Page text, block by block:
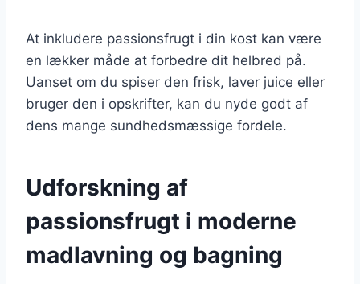
At inkludere passionsfrugt i din kost kan være
en lækker måde at forbedre dit helbred på.
Uanset om du spiser den frisk, laver juice eller
bruger den i opskrifter, kan du nyde godt af
dens mange sundhedsmæssige fordele.
Udforskning af
passionsfrugt i moderne
madlavning og bagning